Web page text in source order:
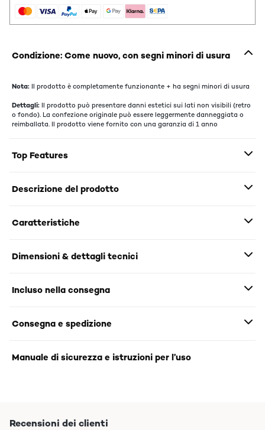
Condizione: Come nuovo, con segni minori di usura
Nota: Il prodotto è completamente funzionante + ha segni minori di usura
Dettagli: Il prodotto può presentare danni estetici sui lati non visibili (retro
o fondo). La confezione originale può essere leggermente danneggiata o
reimballata. Il prodotto viene fornito con una garanzia di 1 anno
Top Features
Descrizione del prodotto
Caratteristiche
Dimensioni & dettagli tecnici
Incluso nella consegna
Consegna e spedizione
Manuale di sicurezza e istruzioni per l’uso
Recensioni dei clienti